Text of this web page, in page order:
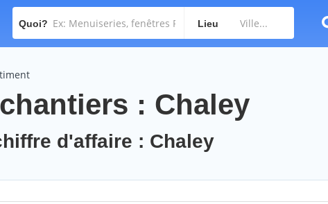
Quoi? Lieu
: Chaley
d'affaire : Chaley